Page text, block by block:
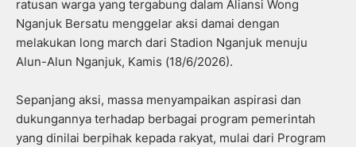
ratusan warga yang tergabung dalam Aliansi Wong
Nganjuk Bersatu menggelar aksi damai dengan
melakukan long march dari Stadion Nganjuk menuju
Alun-Alun Nganjuk, Kamis (18/6/2026).
Sepanjang aksi, massa menyampaikan aspirasi dan
dukungannya terhadap berbagai program pemerintah
yang dinilai berpihak kepada rakyat, mulai dari Program